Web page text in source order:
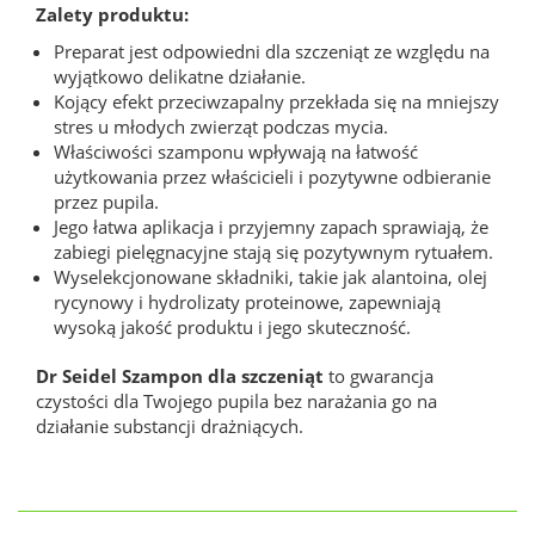
Zalety produktu:
Preparat jest odpowiedni dla szczeniąt ze względu na
wyjątkowo delikatne działanie.
Kojący efekt przeciwzapalny przekłada się na mniejszy
stres u młodych zwierząt podczas mycia.
Właściwości szamponu wpływają na łatwość
użytkowania przez właścicieli i pozytywne odbieranie
przez pupila.
Jego łatwa aplikacja i przyjemny zapach sprawiają, że
zabiegi pielęgnacyjne stają się pozytywnym rytuałem.
Wyselekcjonowane składniki, takie jak alantoina, olej
rycynowy i hydrolizaty proteinowe, zapewniają
wysoką jakość produktu i jego skuteczność.
Dr Seidel Szampon dla szczeniąt to gwarancja
czystości dla Twojego pupila bez narażania go na
działanie substancji drażniących.